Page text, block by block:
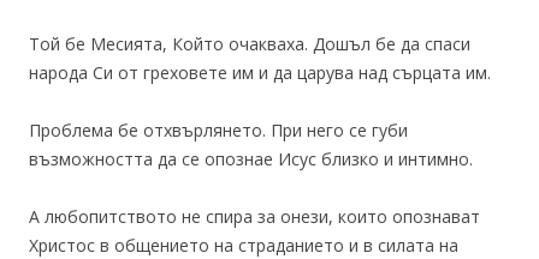
Той бе Месията, Който очакваха. Дошъл бе да спаси
народа Си от греховете им и да царува над сърцата им.
Проблема бе отхвърлянето. При него се губи
възможността да се опознае Исус близко и интимно.
А любопитството не спира за онези, които опознават
Христос в общението на страданието и в силата на